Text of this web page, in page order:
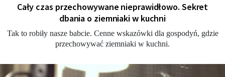
Cały czas przechowywane nieprawidłowo. Sekret
dbania o ziemniaki w kuchni
Tak to robiły nasze babcie. Cenne wskazówki dla gospodyń, gdzie
przechowywać ziemniaki w kuchni.